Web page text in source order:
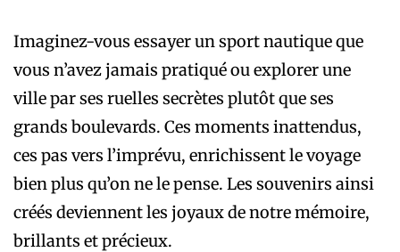
Imaginez-vous essayer un sport nautique que
vous n’avez jamais pratiqué ou explorer une
ville par ses ruelles secrètes plutôt que ses
grands boulevards. Ces moments inattendus,
ces pas vers l’imprévu, enrichissent le voyage
bien plus qu’on ne le pense. Les souvenirs ainsi
créés deviennent les joyaux de notre mémoire,
brillants et précieux.